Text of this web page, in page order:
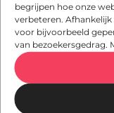
begrijpen hoe onze
verbeteren.
voor bijvoorbeeld
van bezoekersgedrag.
Dit artikel is
van avmedia.be,
selecteren en
informatie.